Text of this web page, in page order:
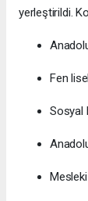
yerleştirildi.
Fen
Sosyal